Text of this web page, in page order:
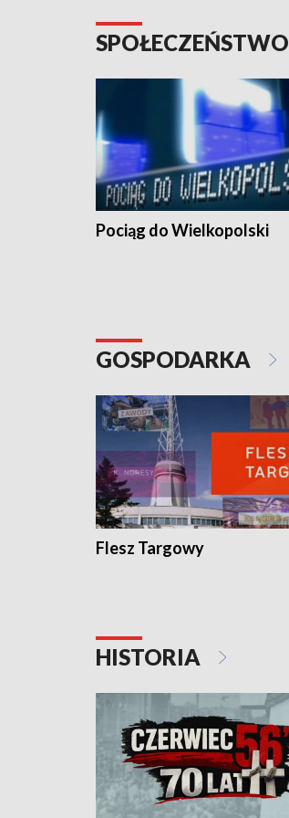
SPOŁECZEŃSTWO
Pociąg do Wielkopolski
GOSPODARKA
Flesz Targowy
HISTORIA